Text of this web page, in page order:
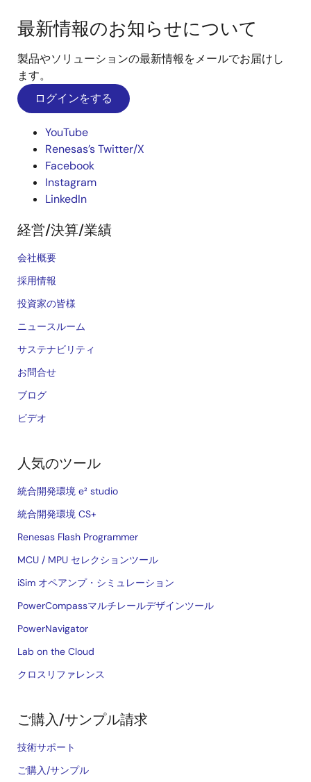
最新情報のお知らせについて
製品やソリューションの最新情報をメールでお届けし
ます。
ログインをする
YouTube
Renesas’s Twitter/X
Facebook
Instagram
LinkedIn
経営/決算/業績
会社概要
採用情報
投資家の皆様
ニュースルーム
サステナビリティ
お問合せ
ブログ
ビデオ
人気のツール
統合開発環境 e² studio
統合開発環境 CS+
Renesas Flash Programmer
MCU / MPU セレクションツール
iSim オペアンプ・シミュレーション
PowerCompassマルチレールデザインツール
PowerNavigator
Lab on the Cloud
クロスリファレンス
ご購入/サンプル請求
技術サポート
ご購入/サンプル